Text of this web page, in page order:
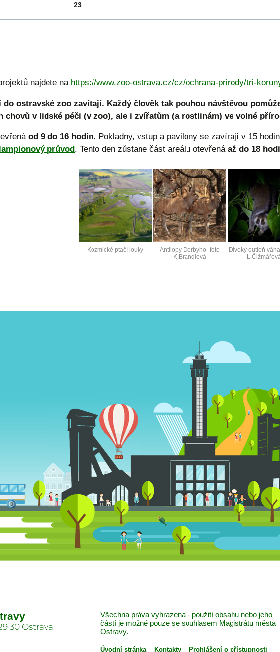
23
najdete na https://www.zoo-ostrava.cz/cz/ochrana-prirody/tri-
do ostravské zoo zavítají. Každý člověk tak pouhou návštěvou
chovů v lidské péči (v zoo), ale i zvířatům (a rostlinám) ve volné
od 9 do 16 hodin. Pokladny, vstup a pavilony se zavírají v 15
průvod. Tento den zůstane část areálu otevřená až do 18
Kozmické ptačí louky
Antilopy Derbyho_foto
K.Brandlová
Divoký outloň
30 Ostrava
Všechna práva vyhrazena - použití obsahu nebo jeho
částí je možné pouze se souhlasem Magistrátu města
Ostravy.
Úvodní stránka Kontakty Prohlášení o přístupnosti